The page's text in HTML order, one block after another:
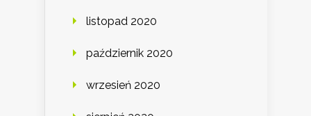
listopad 2020
październik 2020
wrzesień 2020